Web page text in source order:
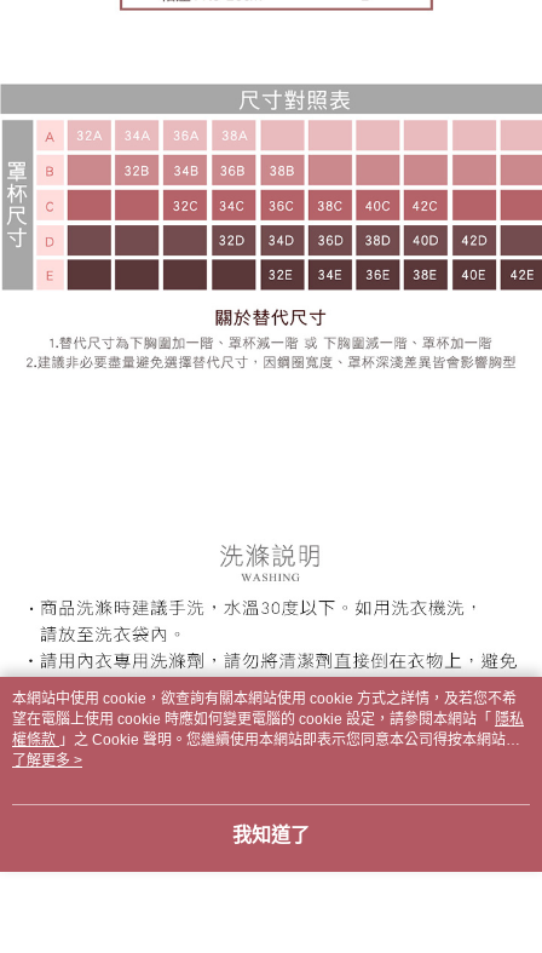
本網站中使用 cookie，欲查詢有關本網站使用 cookie 方式之詳情，及若您不希
望在電腦上使用 cookie 時應如何變更電腦的 cookie 設定，請參閱本網站「 隱私
權條款 」之 Cookie 聲明。您繼續使用本網站即表示您同意本公司得按本網站使
用條款之 Cookie 聲明使用 cookie。
了解更多 >
我知道了